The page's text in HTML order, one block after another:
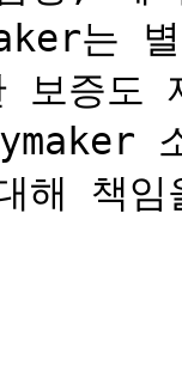
는
보증도
해 책